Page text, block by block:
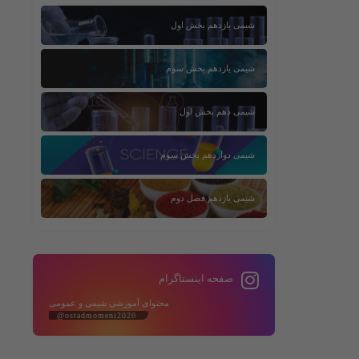
شیمی یازدهم بخش اول
شیمی یازدهم بخش سوم
شیمی دهم بخش اول
شیمی دوازدهم بخش سوم
شیمی یازدهم فصل دوم
صفحه اینستاگرام
محتوای آموزشی شیمی و عمومی
@ostadmomeni2020